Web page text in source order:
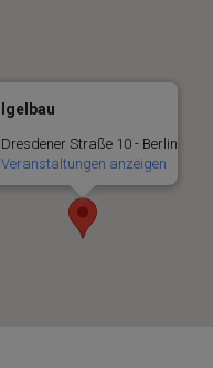
Igelbau
Dresdener Straße 10 - Berlin
Veranstaltungen anzeigen